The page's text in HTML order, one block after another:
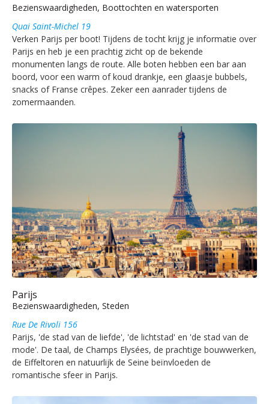
Bezienswaardigheden, Boottochten en watersporten
Quai Saint-Michel 19
Verken Parijs per boot! Tijdens de tocht krijg je informatie over
Parijs en heb je een prachtig zicht op de bekende
monumenten langs de route. Alle boten hebben een bar aan
boord, voor een warm of koud drankje, een glaasje bubbels,
snacks of Franse crêpes. Zeker een aanrader tijdens de
zomermaanden.
Parijs
Bezienswaardigheden, Steden
Rue De Rivoli 156
Parijs, 'de stad van de liefde', 'de lichtstad' en 'de stad van de
mode'. De taal, de Champs Elysées, de prachtige bouwwerken,
de Eiffeltoren en natuurlijk de Seine beïnvloeden de
romantische sfeer in Parijs.